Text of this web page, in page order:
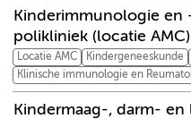
Kinderimmunologie en
polikliniek (locatie AMC)
Locatie AMC Kindergeneeskunde
Klinische immunologie en
Kindermaag-, darm- en